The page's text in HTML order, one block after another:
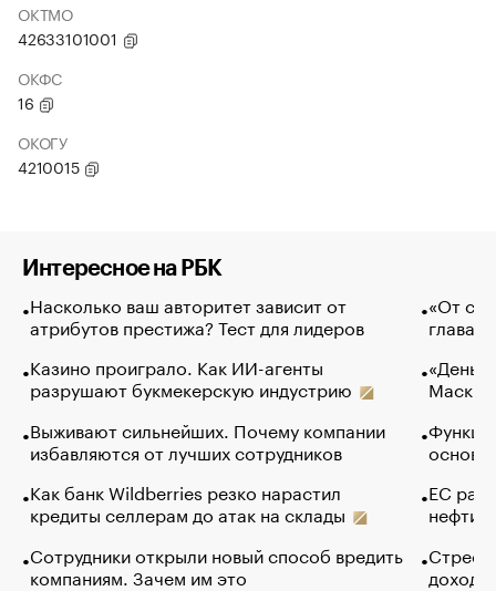
ОКТМО
42633101001
ОКФС
16
ОКОГУ
4210015
Интересное на РБК
Насколько ваш авторитет зависит от
атрибутов престижа? Тест для лидеров
Казино проиграло. Как ИИ-агенты
разрушают букмекерскую индустрию
Выживают сильнейших. Почему компании
избавляются от лучших сотрудников
Как банк Wildberries резко нарастил
кредиты селлерам до атак на склады
Сотрудники открыли новый способ вредить
компаниям. Зачем им это
«От
глава
Маск в
основ
ЕС
нефти